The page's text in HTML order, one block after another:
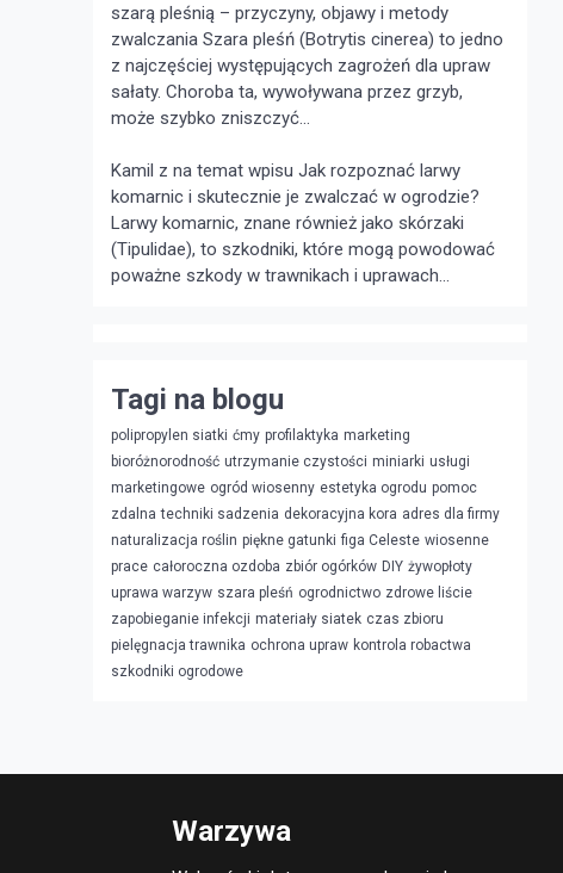
szarą pleśnią – przyczyny, objawy i metody
zwalczaniaSzara pleśń (Botrytis cinerea) to jedno
z najczęściej występujących zagrożeń dla upraw
sałaty. Choroba ta, wywoływana przez grzyb,
może szybko zniszczyć...
Kamil z na temat wpisu Jak rozpoznać larwy
komarnic i skutecznie je zwalczać w ogrodzie?
Larwy komarnic, znane również jako skórzaki
(Tipulidae), to szkodniki, które mogą powodować
poważne szkody w trawnikach i uprawach...
Tagi na blogu
polipropylen siatki ćmy profilaktyka marketing
bioróżnorodność utrzymanie czystości miniarki usługi
marketingowe ogród wiosenny estetyka ogrodu pomoc
zdalna techniki sadzenia dekoracyjna kora adres dla firmy
naturalizacja roślin piękne gatunki figa Celeste wiosenne
prace całoroczna ozdoba zbiór ogórków DIY żywopłoty
uprawa warzyw szara pleśń ogrodnictwo zdrowe liście
zapobieganie infekcji materiały siatek czas zbioru
pielęgnacja trawnika ochrona upraw kontrola robactwa
szkodniki ogrodowe
Warzywa